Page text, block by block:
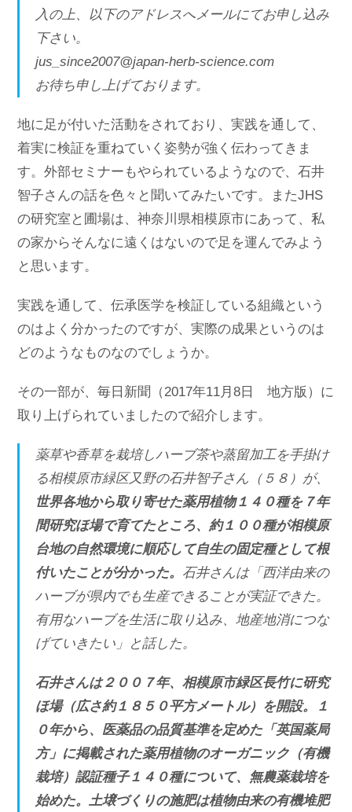
入の上、以下のアドレスへメールにてお申し込み
下さい。
jus_since2007@japan-herb-science.com
お待ち申し上げております。
地に足が付いた活動をされており、実践を通して、
着実に検証を重ねていく姿勢が強く伝わってきま
す。外部セミナーもやられているようなので、石井
智子さんの話を色々と聞いてみたいです。またJHS
の研究室と圃場は、神奈川県相模原市にあって、私
の家からそんなに遠くはないので足を運んでみよう
と思います。
実践を通して、伝承医学を検証している組織という
のはよく分かったのですが、実際の成果というのは
どのようなものなのでしょうか。
その一部が、毎日新聞（2017年11月8日 地方版）に
取り上げられていましたので紹介します。
薬草や香草を栽培しハーブ茶や蒸留加工を手掛け
る相模原市緑区又野の石井智子さん（５８）が、
世界各地から取り寄せた薬用植物１４０種を７年
間研究ほ場で育てたところ、約１００種が相模原
台地の自然環境に順応して自生の固定種として根
付いたことが分かった。 石井さんは「西洋由来の
ハーブが県内でも生産できることが実証できた。
有用なハーブを生活に取り込み、地産地消につな
げていきたい」と話した。
石井さんは２００７年、相模原市緑区長竹に研究
ほ場（広さ約１８５０平方メートル）を開設。１
０年から、医薬品の品質基準を定めた「英国薬局
方」に掲載された薬用植物のオーガニック（有機
栽培）認証種子１４０種について、無農薬栽培を
始めた。土壌づくりの施肥は植物由来の有機堆肥